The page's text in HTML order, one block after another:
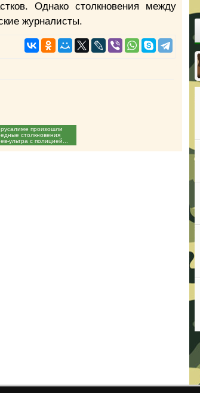
Однако столкновения между
журналисты.
произошли
столкновения
ультра с полицией...